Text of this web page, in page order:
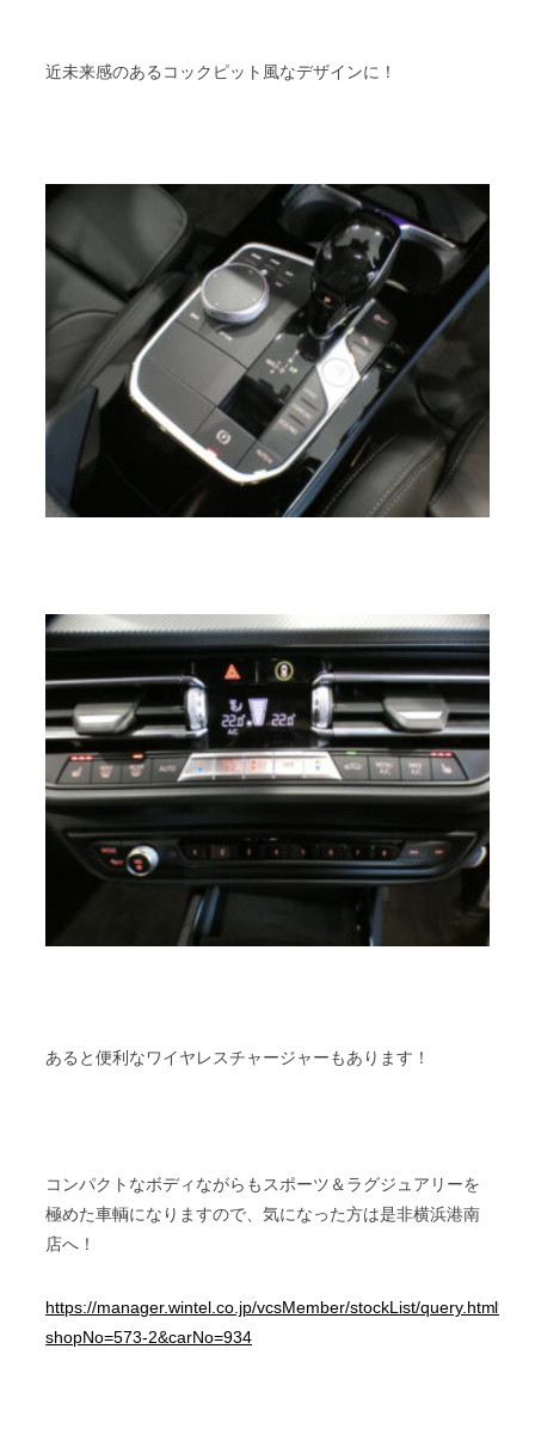
近未来感のあるコックピット風なデザインに！
あると便利なワイヤレスチャージャーもあります！
コンパクトなボディながらもスポーツ＆ラグジュアリーを
極めた車輌になりますので、気になった方は是非横浜港南
店へ！
https://manager.wintel.co.jp/vcsMember/stockList/query.html?
shopNo=573-2&carNo=934